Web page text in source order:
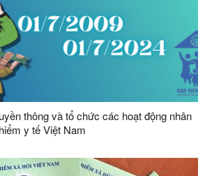
thông và tổ chức các hoạt động nhân
y tế Việt Nam